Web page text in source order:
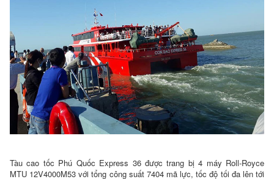
Tuyển
Dụng
SaoMaiFly
Blog
Cách
Chỗ
Tàu cao tốc Phú Quốc Express 36 được trang bị 4 máy Roll-Royce
MTU 12V4000M53 với tổng công suất 7404 mã lực, tốc độ tối đa lên tới